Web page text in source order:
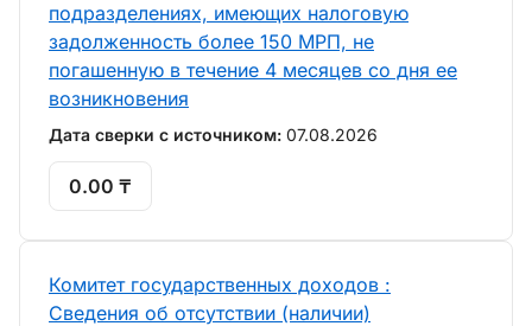
подразделениях, имеющих налоговую
задолженность более 150 МРП, не
погашенную в течение 4 месяцев со дня ее
возникновения
Дата сверки с источником: 07.08.2026
0.00 ₸
Комитет государственных доходов :
Сведения об отсутствии (наличии)